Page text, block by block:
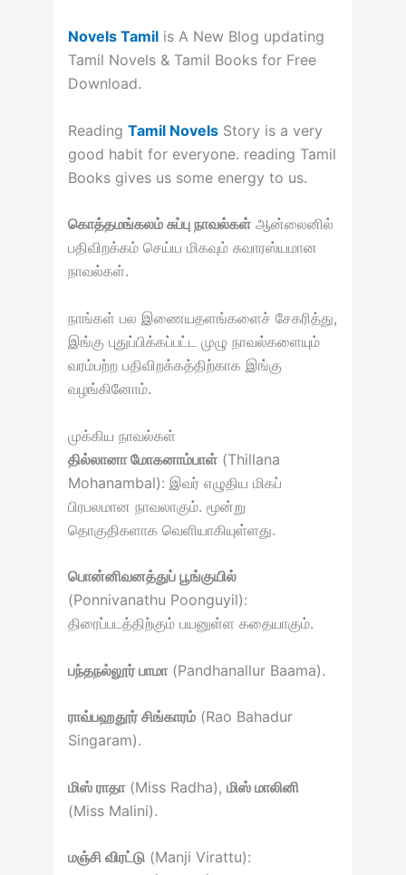
Novels Tamilis A New Blog updating
Tamil Novels & Tamil Books for Free
Download.
Reading Tamil NovelsStory is a very
good habit for everyone. reading Tamil
Books gives us some energy to us.
கொத்தமங்கலம் சுப்பு நாவல்கள்ஆன்லைனில்
பதிவிறக்கம் செய்ய மிகவும் சுவாரஸ்யமான
நாவல்கள்.
நாங்கள் பல இணையதளங்களைச் சேகரித்து,
இங்கு புதுப்பிக்கப்பட்ட முழு நாவல்களையும்
வரம்பற்ற பதிவிறக்கத்திற்காக இங்கு
வழங்கினோம்.
முக்கிய நாவல்கள்
தில்லானா மோகனாம்பாள்(Thillana
Mohanambal): இவர் எழுதிய மிகப்
பிரபலமான நாவலாகும். மூன்று
தொகுதிகளாக வெளியாகியுள்ளது.
பொன்னிவனத்துப் பூங்குயில்
(Ponnivanathu Poonguyil):
திரைப்படத்திற்கும் பயனுள்ள கதையாகும்.
பந்தநல்லூர் பாமா(Pandhanallur Baama).
ராவ்பஹதூர் சிங்காரம்(Rao Bahadur
Singaram).
மிஸ் ராதா(Miss Radha), மிஸ் மாலினி
(Miss Malini).
மஞ்சி விரட்டு(Manji Virattu):